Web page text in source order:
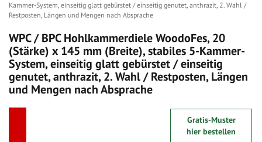
Kammer-System, einseitig glatt gebürstet / einseitig genutet, anthrazit, 2. Wahl /
Restposten, Längen und Mengen nach Absprache
WPC / BPC Hohlkammerdiele WoodoFes, 20
(Stärke) x 145 mm (Breite), stabiles 5-Kammer-
System, einseitig glatt gebürstet / einseitig
genutet, anthrazit, 2. Wahl / Restposten, Längen
und Mengen nach Absprache
Gratis-Muster
hier bestellen